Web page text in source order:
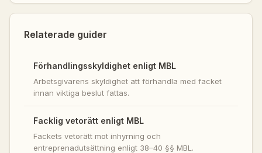
Relaterade guider
Förhandlingsskyldighet enligt MBL
Arbetsgivarens skyldighet att förhandla med facket
innan viktiga beslut fattas.
Facklig vetorätt enligt MBL
Fackets vetorätt mot inhyrning och
entreprenadutsättning enligt 38–40 §§ MBL.